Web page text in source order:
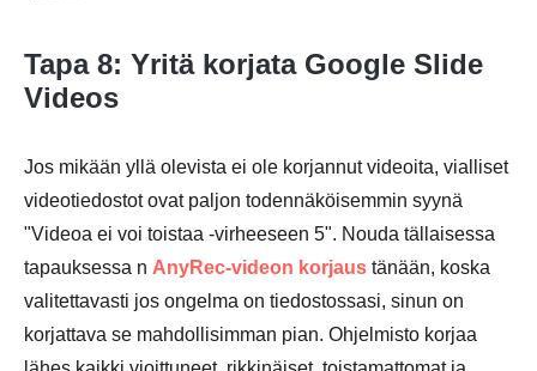
Tapa 8: Yritä korjata Google Slide
Videos
Jos mikään yllä olevista ei ole korjannut videoita, vialliset
videotiedostot ovat paljon todennäköisemmin syynä
"Videoa ei voi toistaa -virheeseen 5". Nouda tällaisessa
tapauksessa n AnyRec-videon korjaus tänään, koska
valitettavasti jos ongelma on tiedostossasi, sinun on
korjattava se mahdollisimman pian. Ohjelmisto korjaa